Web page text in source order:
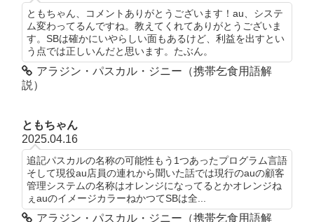
ともちゃん、コメントありがとうございます！au、システ
ム変わってるんですね。教えてくれてありがとうございま
す。SBは確かにいやらしい面もあるけど、利益を出すとい
う点では正しいんだと思います。たぶん。
アラジン・パスカル・ジニー（携帯乞食用語解
説）
ともちゃん
2025.04.16
追記パスカルの名称の可能性もう1つあったプログラム言語
そして現役au店員の連れから聞いた話では現行のauの顧客
管理システムの名称はオレンジになってるとかオレンジね
ぇauのイメージカラーねかつてSBは全...
アラジン・パスカル・ジニー（携帯乞食用語解